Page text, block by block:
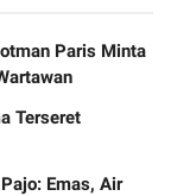
Paris Minta
Terseret
Emas, Air